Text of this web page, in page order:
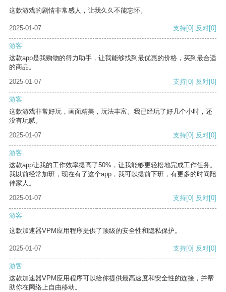
这款游戏的剧情非常感人，让我久久不能忘怀。
2025-01-07 支持[0] 反对[0]
游客
这款app是我购物的得力助手，让我能够找到最优惠的价格，买到最合适
的商品。
2025-01-07
支持[0] 反对[0]
游客
这款游戏非常好玩，画面精美，玩法丰富。我已经玩了好几个小时，还
没有玩腻。
2025-01-07
支持[0] 反对[0]
游客
这款app让我的工作效率提高了50%，让我能够更轻松地完成工作任务。
我以前经常加班，现在有了这个app，我可以提前下班，有更多的时间陪
伴家人。
2025-01-07
支持[0] 反对[0]
游客
这款加速器VPM应用程序提供了顶级的安全性和隐私保护。
2025-01-07 支持[0] 反对[0]
游客
这款加速器VPM应用程序可以给你提供最高速度和安全性的连接，并帮
助你在网络上自由移动。